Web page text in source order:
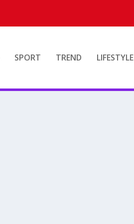
SPORT TREND LIFESTYLE